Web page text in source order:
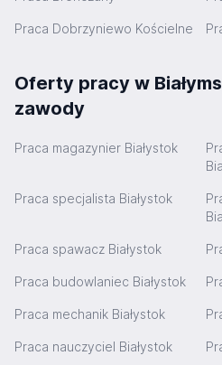
Praca Dobrzyniewo Kościelne
Oferty pracy w
zawody
Praca magazynier Białystok
Praca specjalista Białystok
Praca spawacz Białystok
Praca budowlaniec Białystok
Praca mechanik Białystok
Praca nauczyciel Białystok